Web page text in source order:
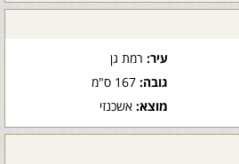
עיר:רמת גן
גובה:167 ס"מ
מוצא:אשכנזי